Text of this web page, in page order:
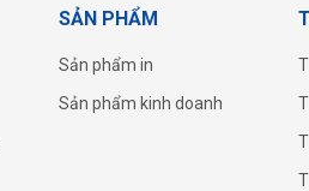
SẢN PHẨM
Sản phẩm in
Sản phẩm kinh doanh